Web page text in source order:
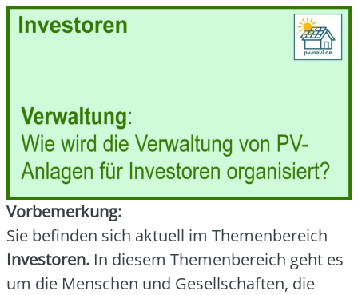
Vor­be­mer­kung:
Sie befin­den sich aktu­ell im The­men­be­reich
Inves­to­ren. In die­sem The­men­be­reich geht es
um die Men­schen und Gesell­schaf­ten, die